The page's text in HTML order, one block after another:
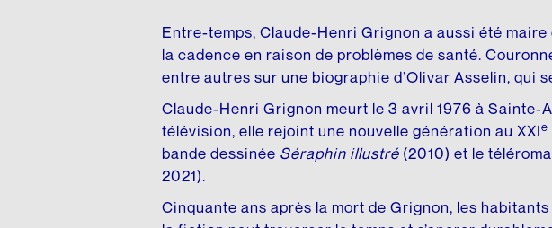
Entre-temps, Claude-Henri Grignon a aussi été maire
la cadence en raison de problèmes de santé.
entre autres sur une biographie d’Olivar Asselin, qui
Claude-Henri Grignon meurt le 3 avril 1976 à
télévision, elle rejoint une nouvelle génération au XXIe
bande dessinée Séraphin illustré (2010) et le
2021).
Cinquante ans après la mort de Grignon, les